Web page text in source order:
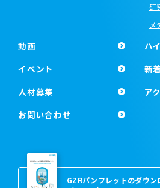
研
メ
動画
ハ
イベント
新
人材募集
ア
お問い合わせ
GZRパンフレットのダウン